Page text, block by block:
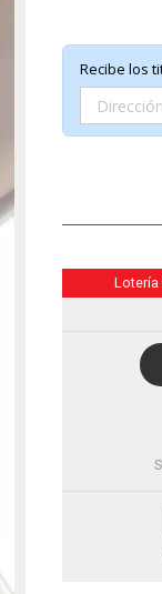
Lotería